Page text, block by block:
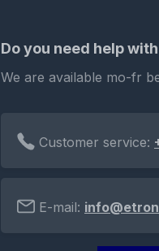
Do you need help
We are available mo-fr
Customer service:
E-mail: